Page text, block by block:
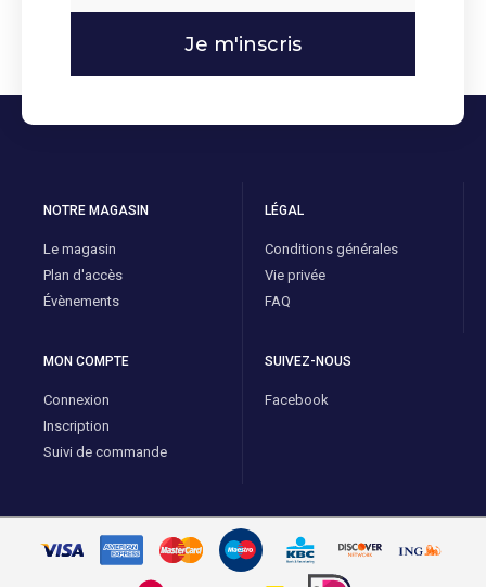
Je m'inscris
NOTRE MAGASIN
Le magasin
Plan d'accès
Évènements
LÉGAL
Conditions générales
Vie privée
FAQ
MON COMPTE
Connexion
Inscription
Suivi de commande
SUIVEZ-NOUS
Facebook